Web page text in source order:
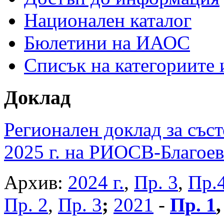
Национален каталог
Бюлетини на ИАОС
Списък на
Доклад
Регионален доклад за
2025 г. на РИОСВ-
Архив: 2024 г., Пр. 3,
Пр. 2, Пр. 3; 2021 - Пр. 1